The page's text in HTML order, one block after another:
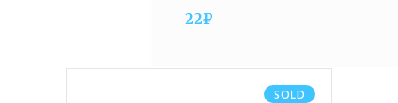
22₽
SOLD